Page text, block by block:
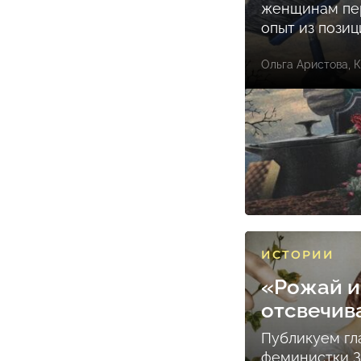
женщинам
опыт из
Ольга Аристова
ИСТОРИИ
«Рожай
Публикуем
феминистки